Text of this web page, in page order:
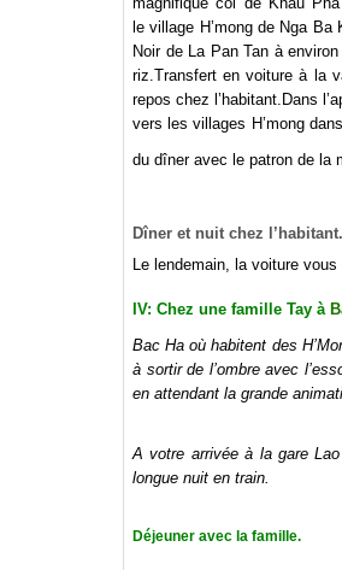
le village H’mong de Nga
Noir de La Pan Tan à
riz.Transfert en voiture à la
repos chez l’habitant. Dans
vers les villages H’mong
du dîner avec le patron de la
Dîner et nuit chez l’habitant.
Le lendemain, la voiture
IV: Chez une famille Tay à
Bac Ha où habitent des
à sortir de l’ombre avec
en attendant la grande
A votre arrivée à la gare
longue nuit en train.
Déjeuner avec la famille.